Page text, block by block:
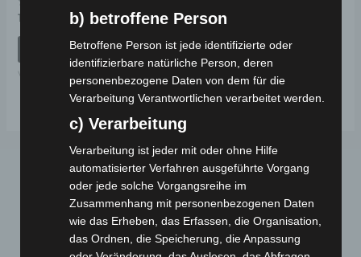
Bewertet
0
19,00
IN DEN WARENKORB
VS1
b) betroffene Person
Betroffene Person ist jede identifizierte oder
identifizierbare natürliche Person, deren
personenbezogene Daten von dem für die
Verarbeitung Verantwortlichen verarbeitet werden.
c) Verarbeitung
Verarbeitung ist jeder mit oder ohne Hilfe
automatisierter Verfahren ausgeführte Vorgang
oder jede solche Vorgangsreihe im
Zusammenhang mit personenbezogenen Daten
wie das Erheben, das Erfassen, die Organisation,
das Ordnen, die Speicherung, die Anpassung